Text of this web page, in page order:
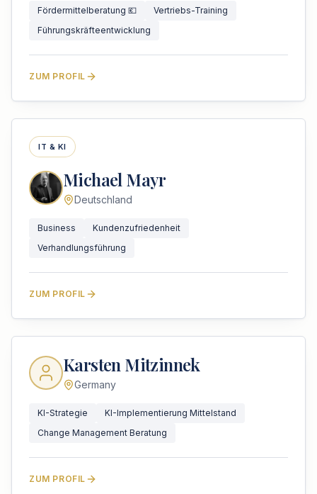
Fördermittelberatung 💶
Vertriebs-Training
Führungskräfteentwicklung
ZUM PROFIL
IT & KI
Michael Mayr
Deutschland
Business
Kundenzufriedenheit
Verhandlungsführung
ZUM PROFIL
Karsten Mitzinnek
Germany
KI-Strategie
KI-Implementierung Mittelstand
Change Management Beratung
ZUM PROFIL